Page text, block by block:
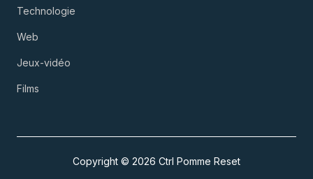
Technologie
Web
Jeux-vidéo
Films
Copyright © 2026 Ctrl Pomme Reset